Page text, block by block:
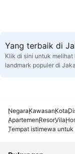
Yang terbaik di
Klik di sini untuk
landmark populer di
NegaraKawasanKota
ApartemenResorVila
Tempat istimewa untuk